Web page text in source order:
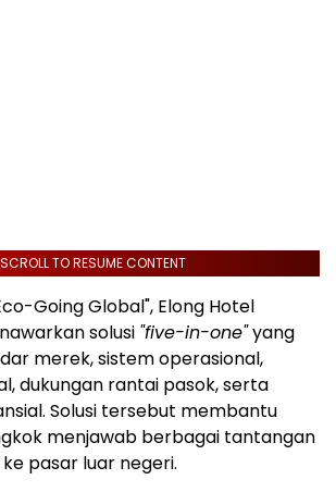
SCROLL TO RESUME CONTENT
Going Global", Elong Hotel
solusi "five-in-one"yang
merek, sistem operasional,
dukungan rantai pasok, serta
Solusi tersebut membantu
menjawab berbagai tantangan
pasar luar negeri.